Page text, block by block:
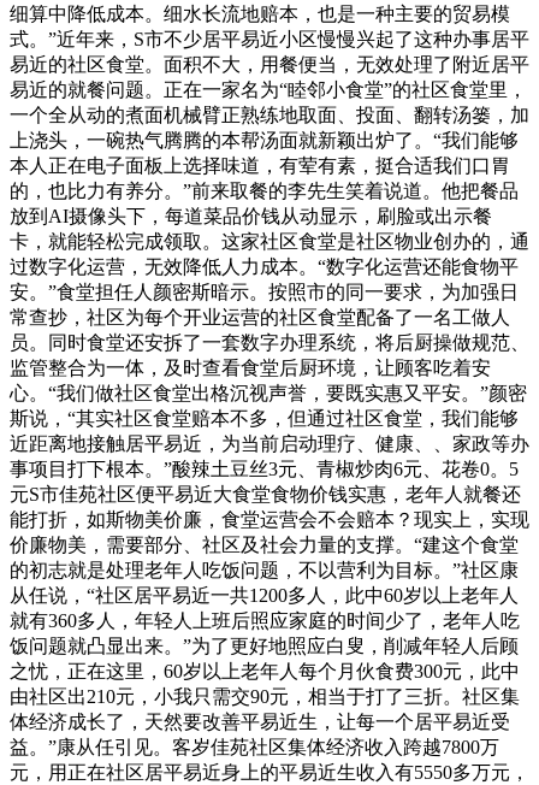
细算中降低成本。细水长流地赔本，也是一种主要的贸易模
式。”近年来，S市不少居平易近小区慢慢兴起了这种办事居平
易近的社区食堂。面积不大，用餐便当，无效处理了附近居平
易近的就餐问题。正在一家名为“睦邻小食堂”的社区食堂里，
一个全从动的煮面机械臂正熟练地取面、投面、翻转汤篓，加
上浇头，一碗热气腾腾的本帮汤面就新颖出炉了。“我们能够
本人正在电子面板上选择味道，有荤有素，挺合适我们口胃
的，也比力有养分。”前来取餐的李先生笑着说道。他把餐品
放到AI摄像头下，每道菜品价钱从动显示，刷脸或出示餐
卡，就能轻松完成领取。这家社区食堂是社区物业创办的，通
过数字化运营，无效降低人力成本。“数字化运营还能食物平
安。”食堂担任人颜密斯暗示。按照市的同一要求，为加强日
常查抄，社区为每个开业运营的社区食堂配备了一名工做人
员。同时食堂还安拆了一套数字办理系统，将后厨操做规范、
监管整合为一体，及时查看食堂后厨环境，让顾客吃着安
心。“我们做社区食堂出格沉视声誉，要既实惠又平安。”颜密
斯说，“其实社区食堂赔本不多，但通过社区食堂，我们能够
近距离地接触居平易近，为当前启动理疗、健康、、家政等办
事项目打下根本。”酸辣土豆丝3元、青椒炒肉6元、花卷0。5
元S市佳苑社区便平易近大食堂食物价钱实惠，老年人就餐还
能打折，如斯物美价廉，食堂运营会不会赔本？现实上，实现
价廉物美，需要部分、社区及社会力量的支撑。“建这个食堂
的初志就是处理老年人吃饭问题，不以营利为目标。”社区康
从任说，“社区居平易近一共1200多人，此中60岁以上老年人
就有360多人，年轻人上班后照应家庭的时间少了，老年人吃
饭问题就凸显出来。”为了更好地照应白叟，削减年轻人后顾
之忧，正在这里，60岁以上老年人每个月伙食费300元，此中
由社区出210元，小我只需交90元，相当于打了三折。社区集
体经济成长了，天然要改善平易近生，让每一个居平易近受
益。”康从任引见。客岁佳苑社区集体经济收入跨越7800万
元，用正在社区居平易近身上的平易近生收入有5550多万元，